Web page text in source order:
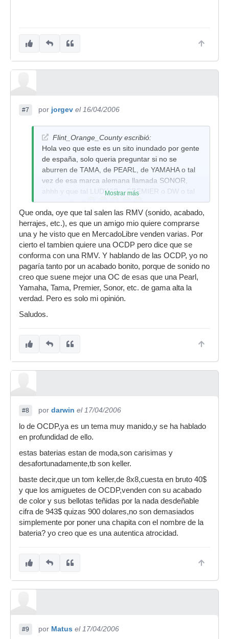
#7 por jorgev el 16/04/2006
Flint_Orange_County escribió:
Hola veo que este es un sito inundado por gente
de españa, solo queria preguntar si no se
aburren de TAMA, de PEARL, de YAMAHA o tal
vez de esa marca alemana llamada SONOR,
ahhh y que tal LUDWIG o PREMIER o DW o tal
vez a gretsch
: : : :
:
creo q los que realmente conocen de tambores
de buen sonido diria yo de los mejores conocen
OC
y digo creo q todas las marcas
anteriormente mencionadas son mas que
buenas y excelentes pero yo prefiero una OC
jejeje digo todavia no tengo la mia pero he
tocado con ellas, la mia es una bateria brasileña
RMV si alguien la concoe wow suenan inclusive
mejor q una yamaha maple custom o que una
pearl prestige session series...
Mostrar más
Que onda, oye que tal salen las RMV (sonido, acabado,
herrajes, etc.), es que un amigo mio quiere comprarse
una y he visto que en MercadoLibre venden varias. Por
cierto el tambien quiere una OCDP pero dice que se
conforma con una RMV. Y hablando de las OCDP, yo no
pagaría tanto por un acabado bonito, porque de sonido no
creo que suene mejor una OC de esas que una Pearl,
Yamaha, Tama, Premier, Sonor, etc. de gama alta la
verdad. Pero es solo mi opinión.
Saludos.
#8 por darwin el 17/04/2006
lo de OCDP,ya es un tema muy manido,y se ha hablado
en profundidad de ello.
estas baterias estan de moda,son carisimas y
desafortunadamente,tb son keller.
baste decir,que un tom keller,de 8x8,cuesta en bruto 40$
y que los amiguetes de OCDP,venden con su acabado
de color y sus bellotas teñidas por la nada desdeñable
cifra de 943$ quizas 900 dolares,no son demasiados
simplemente por poner una chapita con el nombre de la
bateria? yo creo que es una autentica atrocidad.
#9 por Matus el 17/04/2006